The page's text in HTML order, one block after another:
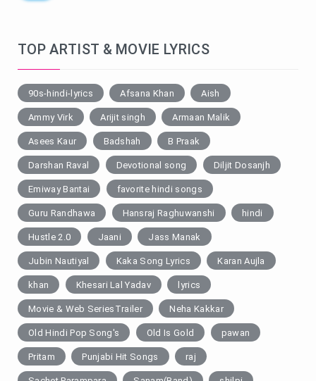
TOP ARTIST & MOVIE LYRICS
90s-hindi-lyrics Afsana Khan Aish
Ammy Virk Arijit singh Armaan Malik
Asees Kaur Badshah B Praak
Darshan Raval Devotional song Diljit Dosanjh
Emiway Bantai favorite hindi songs
Guru Randhawa Hansraj Raghuwanshi hindi
Hustle 2.0 Jaani Jass Manak
Jubin Nautiyal Kaka Song Lyrics Karan Aujla
khan Khesari Lal Yadav lyrics
Movie & Web SeriesTrailer Neha Kakkar
Old Hindi Pop Song's Old Is Gold pawan
Pritam Punjabi Hit Songs raj